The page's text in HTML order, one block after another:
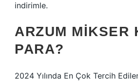
indirimle.
ARZUM MIKSER
PARA?
2024 Yılında En Çok Tercih